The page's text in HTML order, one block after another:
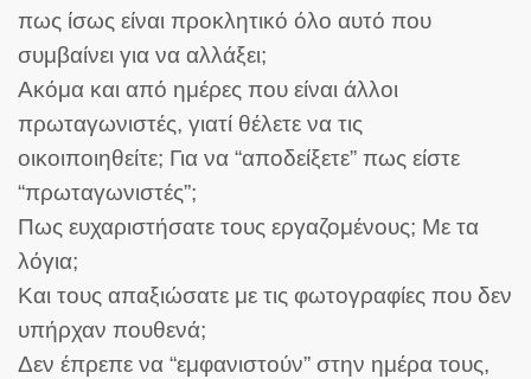
πως ίσως είναι προκλητικό όλο αυτό που
συμβαίνει για να αλλάξει;
Ακόμα και από ημέρες που είναι άλλοι
πρωταγωνιστές, γιατί θέλετε να τις
οικοιποιηθείτε; Για να “αποδείξετε” πως είστε
“πρωταγωνιστές”;
Πως ευχαριστήσατε τους εργαζομένους; Με τα
λόγια;
Και τους απαξιώσατε με τις φωτογραφίες που δεν
υπήρχαν πουθενά;
Δεν έπρεπε να “εμφανιστούν” στην ημέρα τους,